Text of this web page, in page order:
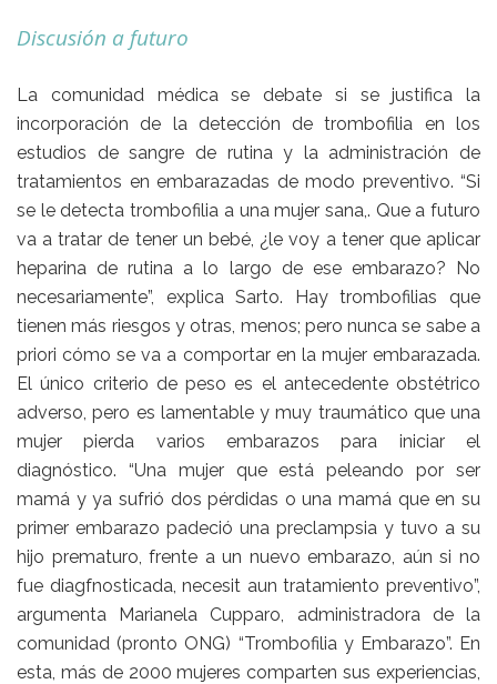
Discusión a futuro
La comunidad médica se debate si se justifica la
incorporación de la detección de trombofilia en los
estudios de sangre de rutina y la administración de
tratamientos en embarazadas de modo preventivo. “Si
se le detecta trombofilia a una mujer sana,. Que a futuro
va a tratar de tener un bebé, ¿le voy a tener que aplicar
heparina de rutina a lo largo de ese embarazo? No
necesariamente”, explica Sarto. Hay trombofilias que
tienen más riesgos y otras, menos; pero nunca se sabe a
priori cómo se va a comportar en la mujer embarazada.
El único criterio de peso es el antecedente obstétrico
adverso, pero es lamentable y muy traumático que una
mujer pierda varios embarazos para iniciar el
diagnóstico. “Una mujer que está peleando por ser
mamá y ya sufrió dos pérdidas o una mamá que en su
primer embarazo padeció una preclampsia y tuvo a su
hijo prematuro, frente a un nuevo embarazo, aún si no
fue diagfnosticada, necesit aun tratamiento preventivo”,
argumenta Marianela Cupparo, administradora de la
comunidad (pronto ONG) “Trombofilia y Embarazo”. En
esta, más de 2000 mujeres comparten sus experiencias,